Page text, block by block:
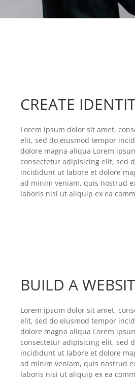
CREATE
Lorem ipsum dolor sit amet,
elit, sed do eiusmod tempor
dolore magna aliqua Lorem
consectetur adipisicing elit, sed
incididunt ut labore et dolore
ad minim veniam, quis nostrud
laboris nisi ut aliquip ex ea
BUILD A
Lorem ipsum dolor sit amet,
elit, sed do eiusmod tempor
dolore magna aliqua Lorem
consectetur adipisicing elit, sed
incididunt ut labore et dolore
ad minim veniam, quis nostrud
laboris nisi ut aliquip ex ea